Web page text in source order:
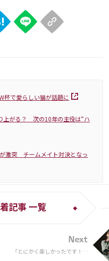
で愛らしい猫が話題に
上がる？ 次の10年の主役は“ハ
激突 チームメイト対決となっ
記事 一覧
Next
「とにかく楽しかったです！」